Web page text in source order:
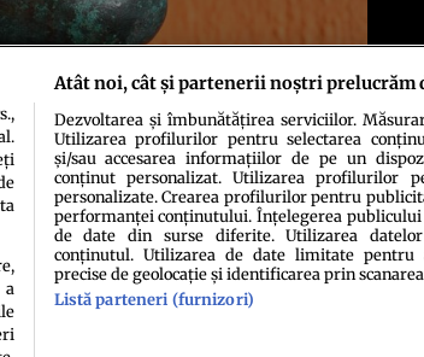
de cookiesTermeni şi condiţiiEchipa redacțională
a
Atât noi, cât și partenerii noștri prelucrăm
Dezvoltarea și îmbunătățirea serviciilor.
Utilizarea profilurilor pentru selectarea
și/sau accesarea informațiilor de pe un
conținut personalizat. Utilizarea profilurilor
personalizate. Crearea profilurilor pentru
performanței conținutului. Înțelegerea
de date din surse diferite. Utilizarea
conținutul. Utilizarea de date limitate pentru
precise de geolocație și identificarea prin
Listă parteneri (furnizori)